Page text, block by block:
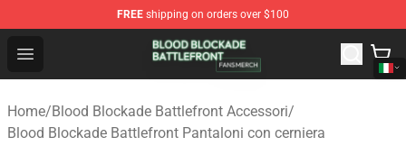
FREE shipping on orders over $100
Open menu
Blood Blockade Battlefront Shop - Official Blood
Home/Blood Blockade Battlefront Accessori/
Blood Blockade Battlefront Pantaloni con cerniera